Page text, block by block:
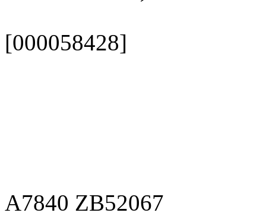
[000058428]
A7840 ZB52067